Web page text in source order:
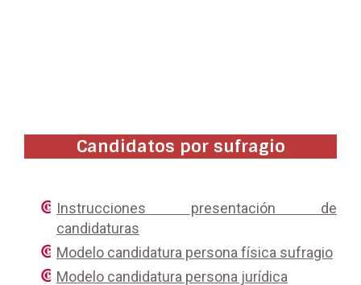
Candidatos por sufragio
Instrucciones presentación de
candidaturas
Modelo candidatura persona física sufragio
Modelo candidatura persona jurídica